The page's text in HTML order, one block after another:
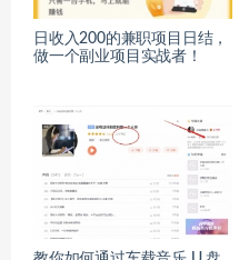
日收入200的兼职项目日结，
做一个副业项目实战者！